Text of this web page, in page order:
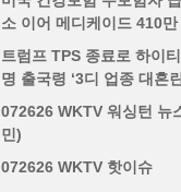
소 이어 메디케이드 410만
트럼프 TPS 종료로 하이
명 출국령 ‘3디 업종 대혼
072626 WKTV 워싱턴 뉴
민)
072626 WKTV 핫이슈